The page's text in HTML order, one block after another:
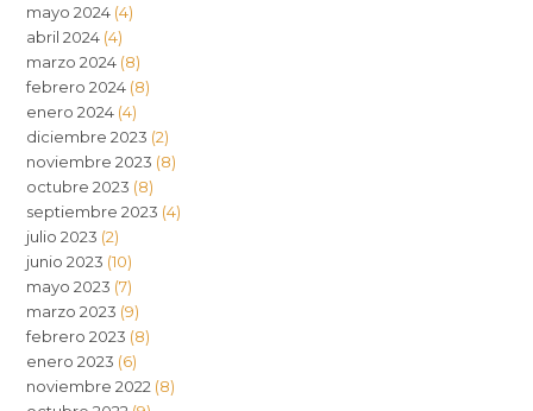
mayo 2024 (4)
abril 2024 (4)
marzo 2024 (8)
febrero 2024 (8)
enero 2024 (4)
diciembre 2023 (2)
noviembre 2023 (8)
octubre 2023 (8)
septiembre 2023 (4)
julio 2023 (2)
junio 2023 (10)
mayo 2023 (7)
marzo 2023 (9)
febrero 2023 (8)
enero 2023 (6)
noviembre 2022 (8)